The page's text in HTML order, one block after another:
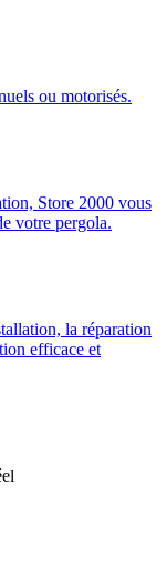
ou motorisés.
Store 2000 vous
votre pergola.
la réparation
efficace et